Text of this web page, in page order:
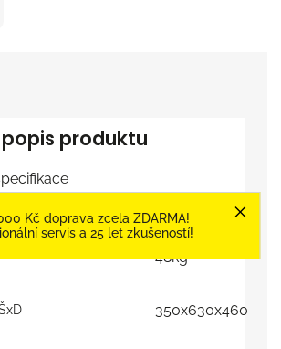
Kč doprava zcela ZDARMA!
servis a 25 let zkušeností!
produktu
250mm
48kg
350x630x460